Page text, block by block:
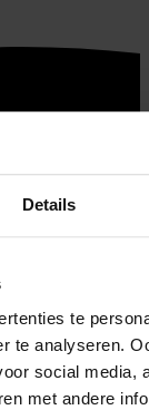
Details
te
te analyseren.
social media,
met andere